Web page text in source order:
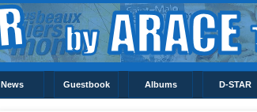
News Guestbook Albums D-STAR